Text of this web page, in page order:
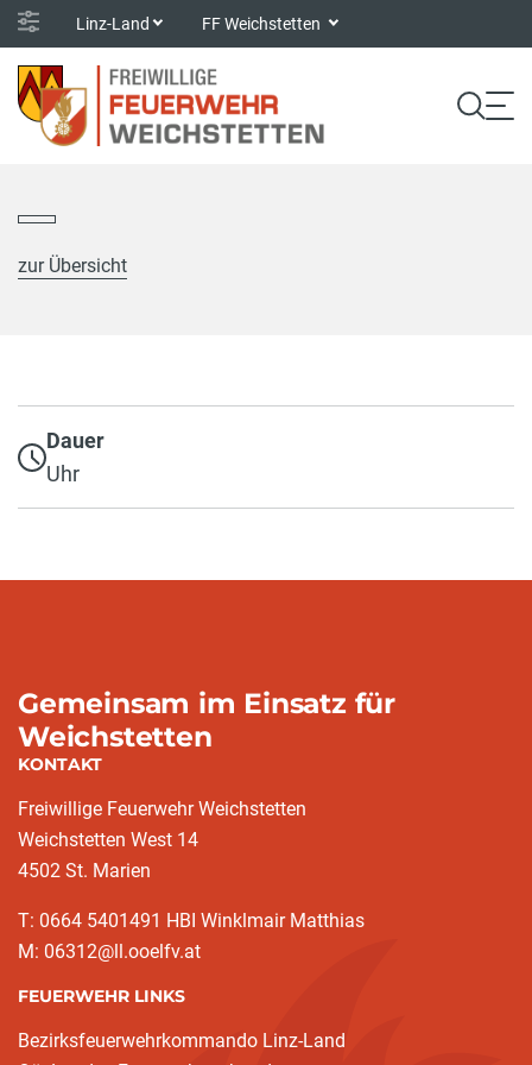
Linz-Land FF Weichstetten
zur Übersicht
Dauer
Uhr
Gemeinsam im Einsatz für
Weichstetten
KONTAKT
Freiwillige Feuerwehr Weichstetten
Weichstetten West 14
4502 St. Marien
T: 0664 5401491 HBI Winklmair Matthias
M: 06312@ll.ooelfv.at
FEUERWEHR LINKS
Bezirksfeuerwehrkommando Linz-Land